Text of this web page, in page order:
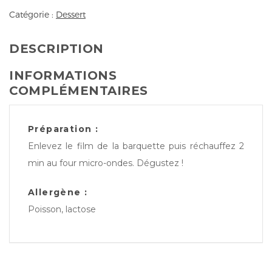
Catégorie : Dessert
DESCRIPTION
INFORMATIONS
COMPLÉMENTAIRES
Préparation :
Enlevez le film de la barquette puis réchauffez 2
min au four micro-ondes. Dégustez !
Allergène :
Poisson, lactose